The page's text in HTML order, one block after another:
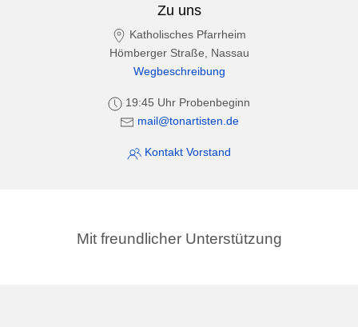
Zu uns
Katholisches Pfarrheim
Hömberger Straße, Nassau
Wegbeschreibung
19:45 Uhr Probenbeginn
mail@tonartisten.de
Kontakt Vorstand
Mit freundlicher Unterstützung